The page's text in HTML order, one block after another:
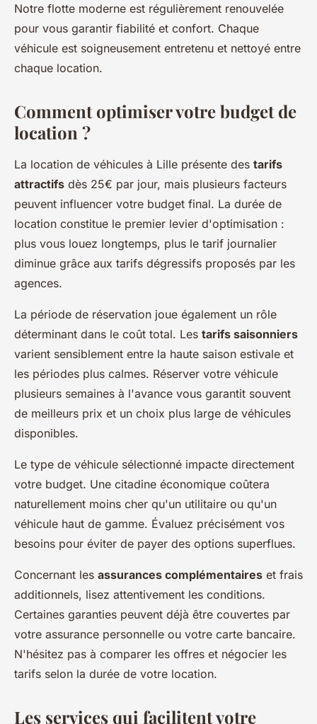
Notre flotte moderne est régulièrement renouvelée
pour vous garantir fiabilité et confort. Chaque
véhicule est soigneusement entretenu et nettoyé entre
chaque location.
Comment optimiser votre budget de
location ?
La location de véhicules à Lille présente des tarifs
attractifs dès 25€ par jour, mais plusieurs facteurs
peuvent influencer votre budget final. La durée de
location constitue le premier levier d'optimisation :
plus vous louez longtemps, plus le tarif journalier
diminue grâce aux tarifs dégressifs proposés par les
agences.
La période de réservation joue également un rôle
déterminant dans le coût total. Les tarifs saisonniers
varient sensiblement entre la haute saison estivale et
les périodes plus calmes. Réserver votre véhicule
plusieurs semaines à l'avance vous garantit souvent
de meilleurs prix et un choix plus large de véhicules
disponibles.
Le type de véhicule sélectionné impacte directement
votre budget. Une citadine économique coûtera
naturellement moins cher qu'un utilitaire ou qu'un
véhicule haut de gamme. Évaluez précisément vos
besoins pour éviter de payer des options superflues.
Concernant les assurances complémentaires et frais
additionnels, lisez attentivement les conditions.
Certaines garanties peuvent déjà être couvertes par
votre assurance personnelle ou votre carte bancaire.
N'hésitez pas à comparer les offres et négocier les
tarifs selon la durée de votre location.
Les services qui facilitent votre